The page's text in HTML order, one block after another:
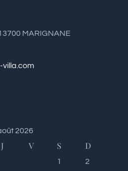
MARIGNANE
2026
J V S D
1 2